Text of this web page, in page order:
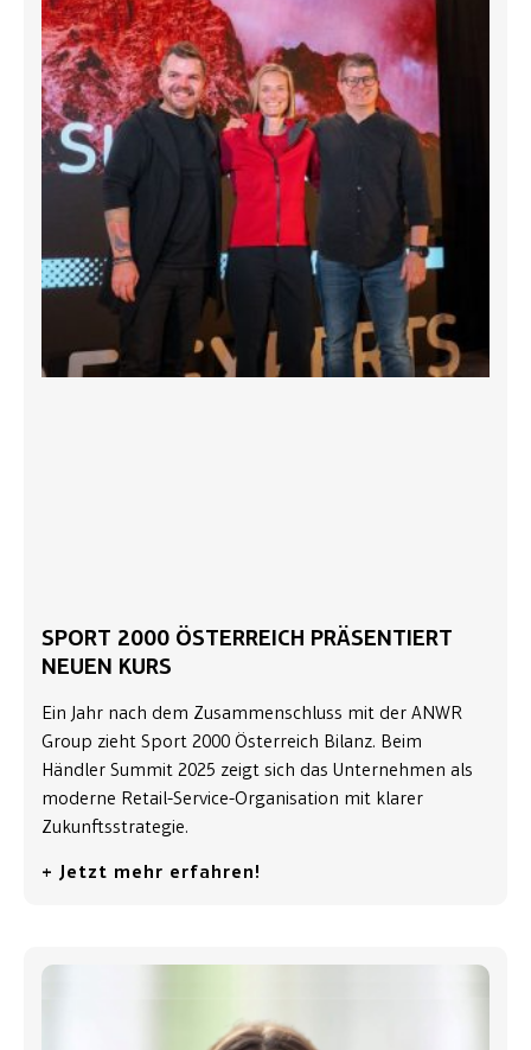
SPORT 2000 ÖSTERREICH PRÄSENTIERT
NEUEN KURS
Ein Jahr nach dem Zusammenschluss mit der ANWR
Group zieht Sport 2000 Österreich Bilanz. Beim
Händler Summit 2025 zeigt sich das Unternehmen als
moderne Retail-Service-Organisation mit klarer
Zukunftsstrategie.
+ Jetzt mehr erfahren!